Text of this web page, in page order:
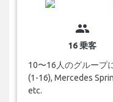
group
16 乗客
10〜16人のグループ
(1-16), Mercedes
etc.